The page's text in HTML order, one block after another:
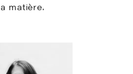
matière.